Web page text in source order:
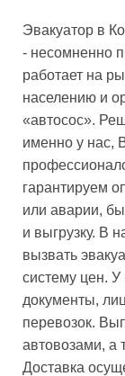
Эвакуатор в
- несомненно
работает на
населению и
«автосос».
именно у нас,
гарантируем
или аварии,
и выгрузку. В
вызвать
систему цен.
документы,
перевозок.
автовозами, а
Доставка